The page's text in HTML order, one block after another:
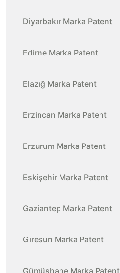
Diyarbakır Marka Patent
Edirne Marka Patent
Elazığ Marka Patent
Erzincan Marka Patent
Erzurum Marka Patent
Eskişehir Marka Patent
Gaziantep Marka Patent
Giresun Marka Patent
Gümüşhane Marka Patent